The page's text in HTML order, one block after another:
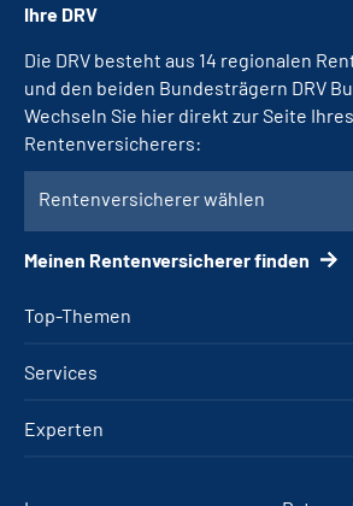
Top-Themen
Services
Experten
Ihre DRV
Die DRV besteht aus 14 regionalen
und den beiden Bundesträgern DRV
Wechseln Sie hier direkt zur Seite Ihres
Rentenversicherers:
Rentenversicherer wählen
Meinen Rentenversicherer finden